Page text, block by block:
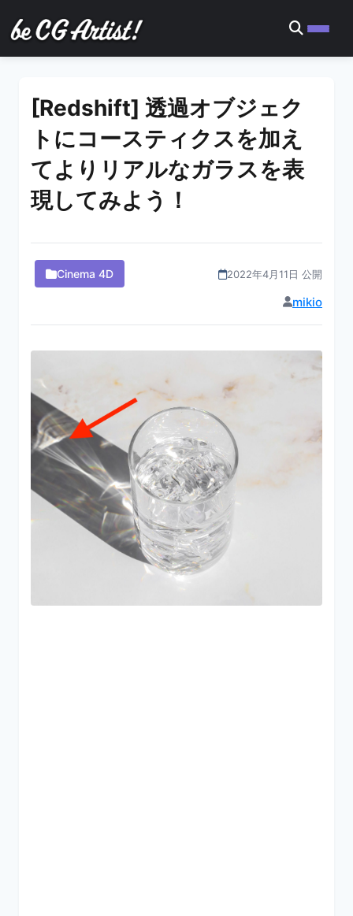
[Redshift] 透過オブジェク
トにコースティクスを加え
てよりリアルなガラスを表
現してみよう！
Cinema 4D 2022年4月11日 公開
mikio